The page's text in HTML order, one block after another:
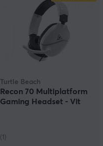
Turtle Beach
Recon 70 Multiplatform
Gaming Headset - Vit
(1)